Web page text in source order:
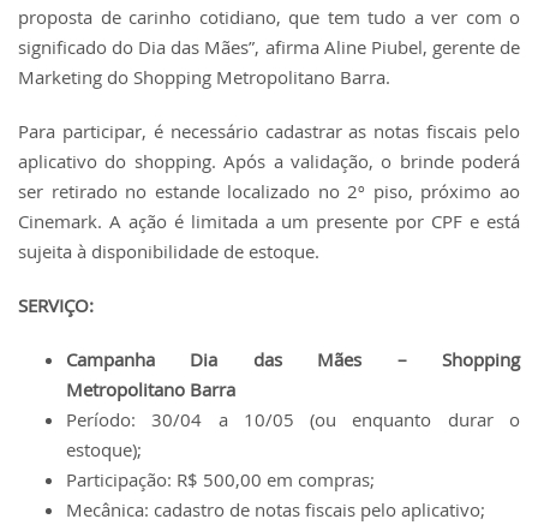
proposta de carinho cotidiano, que tem tudo a ver com o
significado do Dia das Mães”, afirma Aline Piubel, gerente de
Marketing do Shopping Metropolitano Barra.
Para participar, é necessário cadastrar as notas fiscais pelo
aplicativo do shopping. Após a validação, o brinde poderá
ser retirado no estande localizado no 2º piso, próximo ao
Cinemark. A ação é limitada a um presente por CPF e está
sujeita à disponibilidade de estoque.
SERVIÇO:
Campanha Dia das Mães – Shopping
Metropolitano Barra
Período: 30/04 a 10/05 (ou enquanto durar o
estoque);
Participação: R$ 500,00 em compras;
Mecânica: cadastro de notas fiscais pelo aplicativo;